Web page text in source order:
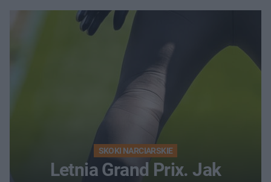
SKOKI NARCIARSKIE
Letnia Grand Prix. Jak